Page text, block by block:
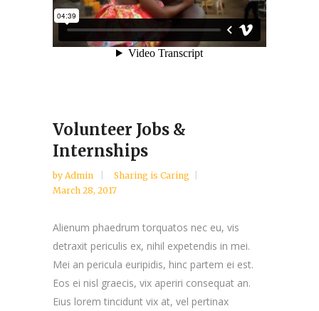
Volunteer Jobs &
Internships
by Admin
Sharing is Caring
March 28, 2017
Alienum phaedrum torquatos nec eu, vis
detraxit periculis ex, nihil expetendis in mei.
Mei an pericula euripidis, hinc partem ei est.
Eos ei nisl graecis, vix aperiri consequat an.
Eius lorem tincidunt vix at, vel pertinax